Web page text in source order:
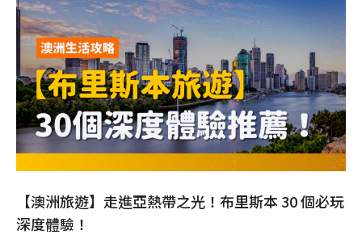
【澳洲旅遊】走進亞熱帶之光！布里斯本 30 個必玩
深度體驗！